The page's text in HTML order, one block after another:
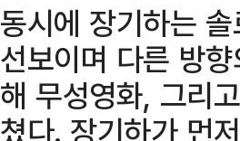
동시에 장기하는
선보이며 다른 방
해 무성영화, 그리
쳤다. 장기하가 먼